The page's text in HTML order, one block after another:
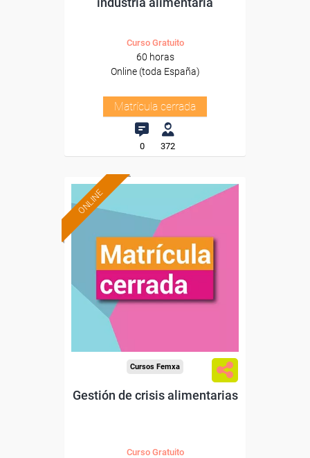
Curso Gratuito
60 horas
Online (toda España)
Matrícula cerrada
0 372
ONLINE
Cursos Femxa
Gestión de crisis alimentarias
Curso Gratuito